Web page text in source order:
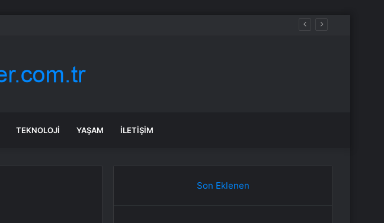
TEKNOLOJI YAŞAM İLETIŞIM
Son Eklenen